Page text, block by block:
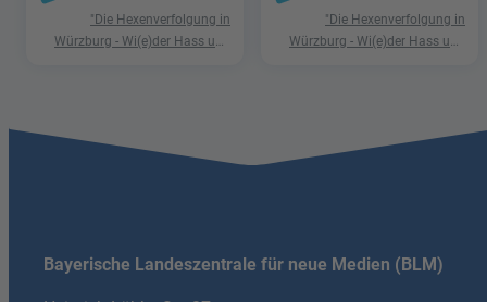
"Die Hexenverfolgung in
Würzburg - Wi(e)der Hass und
"Die Hexenverfolgung in
Würzburg - Wi(e)der Hass und
Bayerische Landeszentrale für neue Medien (BLM)